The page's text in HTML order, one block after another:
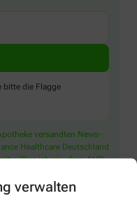
verwalten
bitte die Flagge
versandten News-
Healthcare Deutschland
willige ich ein, dass AHD
und die Analyse des
ein. Die Einwilligung